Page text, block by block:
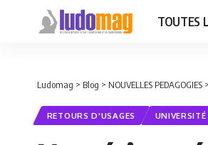
TOUTES
Ludomag > Blog > NOUVELLES PEDAGOGIES >
RETOURS D'USAGES